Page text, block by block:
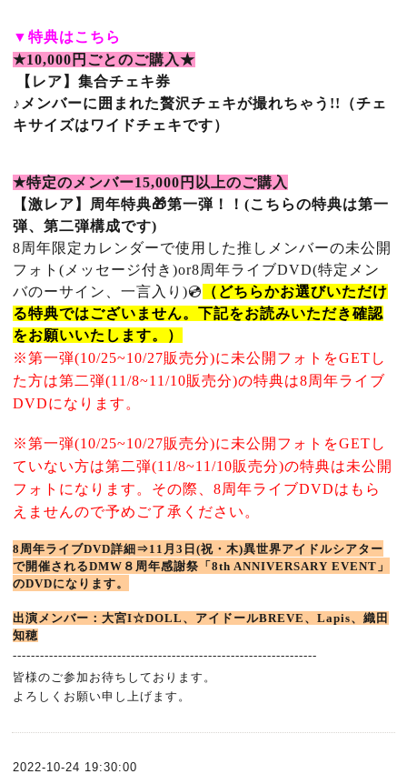
▼特典はこちら
★10,000 円ごとのご購入★
【レア】集合チェキ券
♪ メンバーに囲まれた贅沢チェキが撮れちゃう !!（チェ
キサイズはワイドチェキです）
★特定のメンバー15,000 円以上のご購入
【激レア】周年特典🎁第一弾！！(こちらの特典は第一
弾、第二弾構成です)
8周年限定カレンダーで使用した推しメンバーの未公開
フォト(メッセージ付き)or8周年ライブDVD(特定メン
バのーサイン、一言入り)💿
（どちらかお選びいただけ
る特典ではございません。下記をお読みいただき確認
をお願いいたします。）
※第一弾(10/25~10/27販売分)に未公開フォトをGETし
た方は第二弾(11/8~11/10販売分)の特典は8周年ライブ
DVDになります。
※第一弾(10/25~10/27販売分)に未公開フォトをGET し
ていない方は第二弾(11/8~11/10販売分)の特典は未公開
フォトになります。 その際、8周年ライブDVDはもら
えませんので予めご了承ください。
8周年ライブDVD詳細⇒11月3日(祝・木)異世界アイドルシアター
で開催されるDMW８周年感謝祭「8th ANNIVERSARY EVENT」
のDVDになります。
出演メンバー：大宮I☆DOLL、アイドールBREVE、Lapis、織田
知穂
-------------------------------------------------------------------
皆様のご参加お待ちしております。
よろしくお願い申し上げます。
2022-10-24 19:30:00